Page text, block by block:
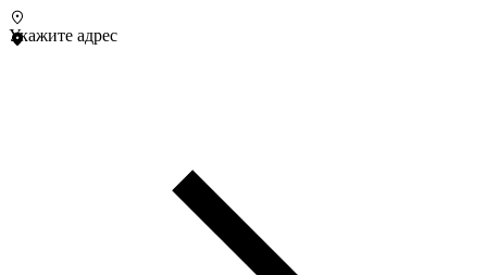
Укажите адрес